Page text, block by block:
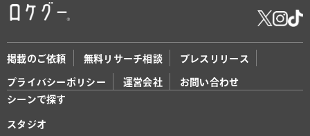
掲載のご依頼 無料リサーチ相談 プレスリリース
プライバシーポリシー 運営会社
お問い合わせ
シーンで探す
スタジオ